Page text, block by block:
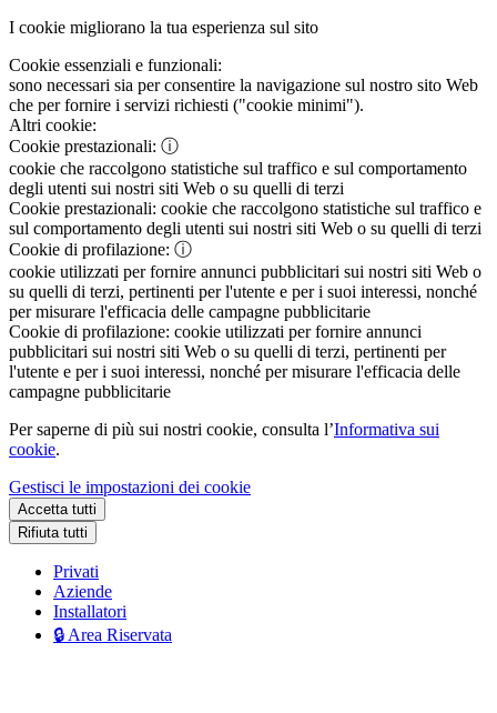
I cookie migliorano la tua esperienza sul sito
Cookie essenziali e funzionali:
sono necessari sia per consentire la navigazione sul nostro sito Web
che per fornire i servizi richiesti ("cookie minimi").
Altri cookie:
Cookie prestazionali: ⓘ
cookie che raccolgono statistiche sul traffico e sul comportamento
degli utenti sui nostri siti Web o su quelli di terzi
Cookie prestazionali: cookie che raccolgono statistiche sul traffico e
sul comportamento degli utenti sui nostri siti Web o su quelli di terzi
Cookie di profilazione: ⓘ
cookie utilizzati per fornire annunci pubblicitari sui nostri siti Web o
su quelli di terzi, pertinenti per l'utente e per i suoi interessi, nonché
per misurare l'efficacia delle campagne pubblicitarie
Cookie di profilazione: cookie utilizzati per fornire annunci
pubblicitari sui nostri siti Web o su quelli di terzi, pertinenti per
l'utente e per i suoi interessi, nonché per misurare l'efficacia delle
campagne pubblicitarie
Per saperne di più sui nostri cookie, consulta l’Informativa sui
cookie.
Gestisci le impostazioni dei cookie
Accetta tutti
Rifiuta tutti
Privati
Aziende
Installatori
🔒 Area Riservata